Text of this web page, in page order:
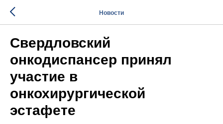
Новости
Свердловский
онкодиспансер принял
участие в
онкохирургической
эстафете